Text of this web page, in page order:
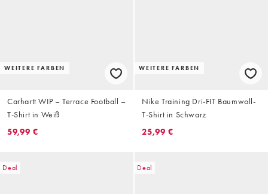
WEITERE FARBEN
Carhartt WIP – Terrace Football –
T-Shirt in Weiß
59,99 €
WEITERE FARBEN
Nike Training Dri-FIT Baumwoll-
T-Shirt in Schwarz
25,99 €
Deal Deal